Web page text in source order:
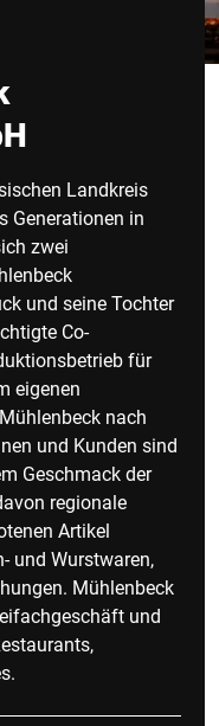
Landkreis
Generationen in
zwei
und seine Tochter
Co-
für
eigenen
nach
und Kunden sind
Geschmack der
regionale
Artikel
und Wurstwaren,
Mühlenbeck
und